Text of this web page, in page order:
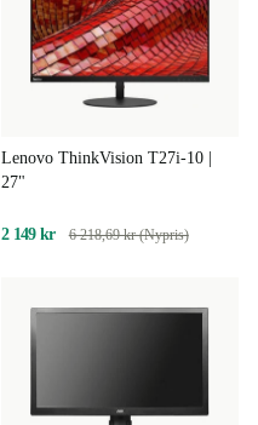
Lenovo ThinkVision T27i-10 |
27"
2 149 kr 6 218,69 kr (Nypris)